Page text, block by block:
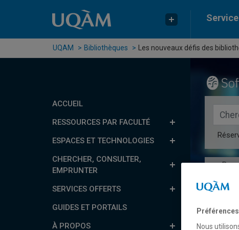
UQAM Bibliothèques Les nouveaux défis des
ACCUEIL
RESSOURCES PAR FACULTÉ
ESPACES ET TECHNOLOGIES
CHERCHER, CONSULTER,
EMPRUNTER
SERVICES OFFERTS
GUIDES ET PORTAILS
À PROPOS
Les
Nous